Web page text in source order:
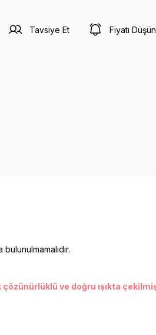
Tavsiye Et Fiyatı
ve doğru ışıkta